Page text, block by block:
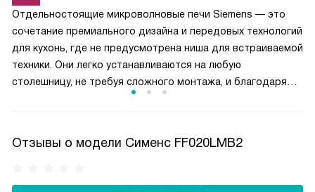
тушения, томления или равномерного прогрева готовых
блюд. Максимальная мощность (80–100 %) используется
для быстрого кипячения воды, жарки или приготовления
блюд, требующих интенсивного нагрева.
Отдельностоящие микроволновые печи Siemens — это
сочетание премиального дизайна и передовых технологий
для кухонь, где не предусмотрена ниша для встраиваемой
техники. Они легко устанавливаются на любую
столешницу, не требуя сложного монтажа, и благодаря
для бережного и равномерного приготовления
автоматических программ. Такой формат идеально
Отзывы о модели Сименс FF020LMB2